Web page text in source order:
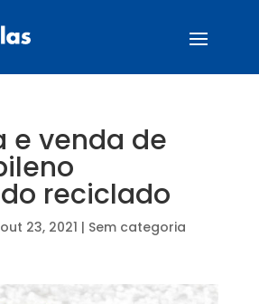
e venda de
reciclado
out 23, 2021 | Sem categoria